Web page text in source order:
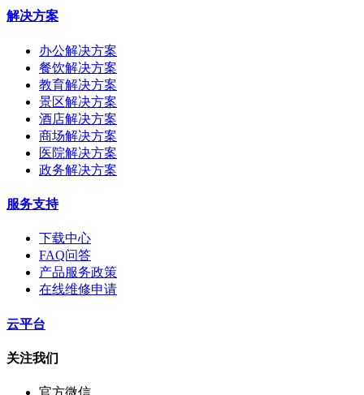
解决方案
办公解决方案
餐饮解决方案
教育解决方案
景区解决方案
酒店解决方案
商场解决方案
医院解决方案
政务解决方案
服务支持
下载中心
FAQ问答
产品服务政策
在线维修申请
云平台
关注我们
官方微信